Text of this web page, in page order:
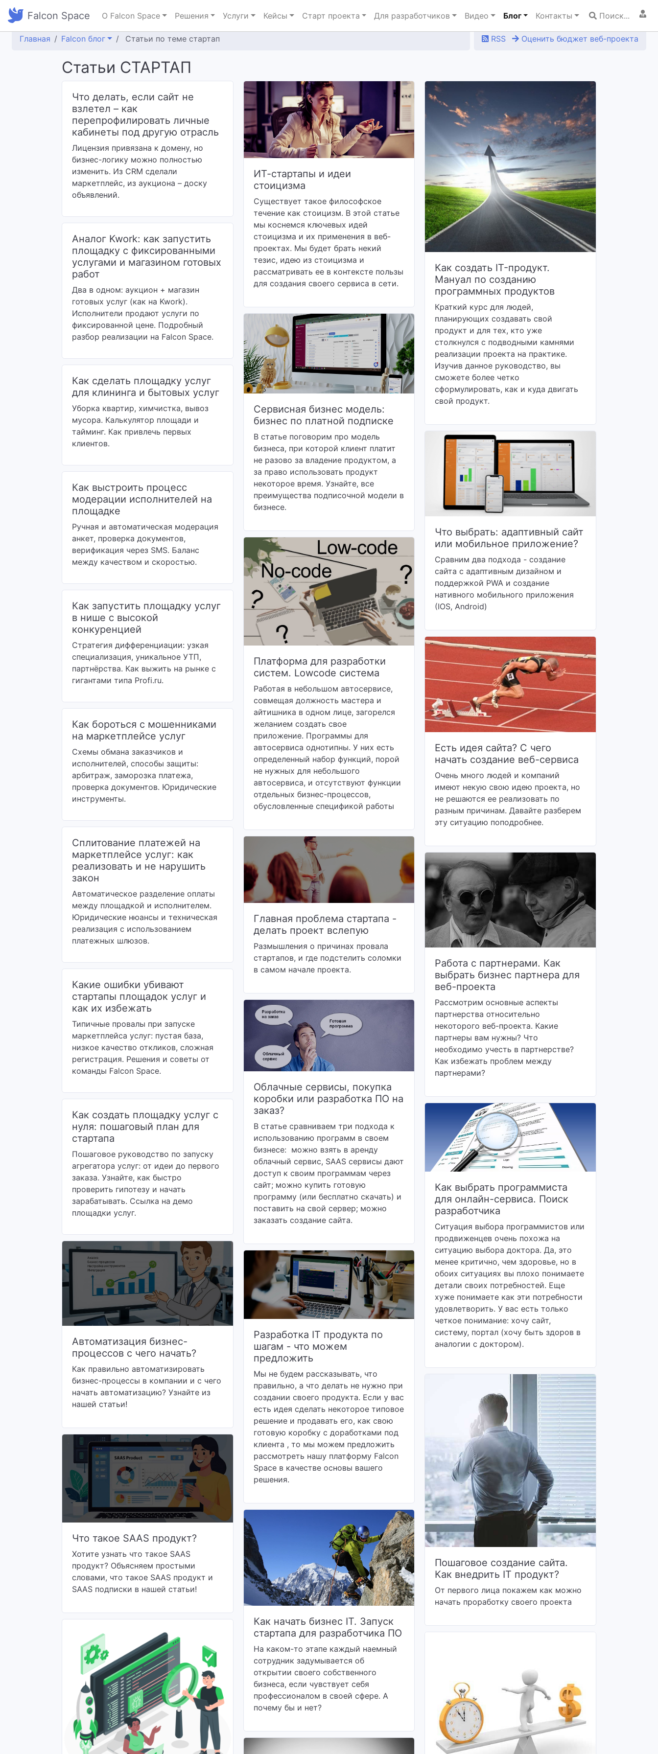
Falcon Space О Falcon Space Решения Услуги Кейсы Старт проекта Для разработчиков Видео Блог Контакты Поиск...
RSS Оценить бюджет веб-проекта
Главная Falcon блог Статьи по теме стартап
Статьи СТАРТАП
Что делать, если сайт не
взлетел – как
перепрофилировать личные
кабинеты под другую отрасль
Лицензия привязана к домену, но
бизнес-логику можно полностью
изменить. Из CRM сделали
маркетплейс, из аукциона – доску
объявлений.
Аналог Kwork: как запустить
площадку с фиксированными
услугами и магазином готовых
работ
Два в одном: аукцион + магазин
готовых услуг (как на Kwork).
Исполнители продают услуги по
фиксированной цене. Подробный
разбор реализации на Falcon Space.
Как сделать площадку услуг
для клининга и бытовых услуг
Уборка квартир, химчистка, вывоз
мусора. Калькулятор площади и
тайминг. Как привлечь первых
клиентов.
Как выстроить процесс
модерации исполнителей на
площадке
Ручная и автоматическая модерация
анкет, проверка документов,
верификация через SMS. Баланс
между качеством и скоростью.
Как запустить площадку услуг
в нише с высокой
конкуренцией
Стратегия дифференциации: узкая
специализация, уникальное УТП,
партнёрства. Как выжить на рынке с
гигантами типа Profi.ru.
Как бороться с мошенниками
на маркетплейсе услуг
Схемы обмана заказчиков и
исполнителей, способы защиты:
арбитраж, заморозка платежа,
проверка документов. Юридические
инструменты.
Сплитование платежей на
маркетплейсе услуг: как
реализовать и не нарушить
закон
Автоматическое разделение оплаты
между площадкой и исполнителем.
Юридические нюансы и техническая
реализация с использованием
платежных шлюзов.
Какие ошибки убивают
стартапы площадок услуг и
как их избежать
Типичные провалы при запуске
маркетплейса услуг: пустая база,
низкое качество откликов, сложная
регистрация. Решения и советы от
команды Falcon Space.
Как создать площадку услуг с
нуля: пошаговый план для
стартапа
Пошаговое руководство по запуску
агрегатора услуг: от идеи до первого
заказа. Узнайте, как быстро
проверить гипотезу и начать
зарабатывать. Ссылка на демо
площадки услуг.
Автоматизация бизнес-
процессов с чего начать?
Как правильно автоматизировать
бизнес-процессы в компании и с чего
начать автоматизацию? Узнайте из
нашей статьи!
Что такое SAAS продукт?
Хотите узнать что такое SAAS
продукт? Объясняем простыми
словами, что такое SAAS продукт и
SAAS подписки в нашей статьи!
ИТ-стартапы и идеи
стоицизма
Существует такое философское
течение как стоицизм. В этой статье
мы коснемся ключевых идей
стоицизма и их применения в веб-
проектах. Мы будет брать некий
тезис, идею из стоицизма и
рассматривать ее в контексте пользы
для создания своего сервиса в сети.
Сервисная бизнес модель:
бизнес по платной подписке
В статье поговорим про модель
бизнеса, при которой клиент платит
не разово за владение продуктом, а
за право использовать продукт
некоторое время. Узнайте, все
преимущества подписочной модели в
бизнесе.
Платформа для разработки
систем. Lowcode система
Работая в небольшом автосервисе,
совмещая должность мастера и
айтишника в одном лице, загорелся
желанием создать свое
приложение. Программы для
автосервиса однотипны. У них есть
определенный набор функций, порой
не нужных для небольшого
автосервиса, и отсутствуют функции
отдельных бизнес-процессов,
обусловленные спецификой работы
Главная проблема стартапа -
делать проект вслепую
Размышления о причинах провала
стартапов, и где подстелить соломки
в самом начале проекта.
Облачные сервисы, покупка
коробки или разработка ПО на
заказ?
В статье сравниваем три подхода к
использованию программ в своем
бизнесе: можно взять в аренду
облачный сервис, SAAS сервисы дают
доступ к своим программам через
сайт; можно купить готовую
программу (или бесплатно скачать) и
поставить на свой сервер; можно
заказать создание сайта.
Разработка IT продукта по
шагам - что можем
предложить
Мы не будем рассказывать, что
правильно, а что делать не нужно при
создании своего продукта. Если у вас
есть идея сделать некоторое типовое
решение и продавать его, как свою
готовую коробку с доработками под
клиента , то мы можем предложить
рассмотреть нашу платформу Falcon
Space в качестве основы вашего
решения.
Как начать бизнес IT. Запуск
стартапа для разработчика ПО
На каком-то этапе каждый наемный
сотрудник задумывается об
открытии своего собственного
бизнеса, если чувствует себя
профессионалом в своей сфере. А
почему бы и нет?
Как создать IT-продукт.
Мануал по созданию
программных продуктов
Краткий курс для людей,
планирующих создавать свой
продукт и для тех, кто уже
столкнулся с подводными камнями
реализации проекта на практике.
Изучив данное руководство, вы
сможете более четко
сформулировать, как и куда двигать
свой продукт.
Что выбрать: адаптивный сайт
или мобильное приложение?
Сравним два подхода - создание
сайта с адаптивным дизайном и
поддержкой PWA и создание
нативного мобильного приложения
(IOS, Android)
Есть идея сайта? С чего
начать создание веб-сервиса
Очень много людей и компаний
имеют некую свою идею проекта, но
не решаются ее реализовать по
разным причинам. Давайте разберем
эту ситуацию поподробнее.
Работа с партнерами. Как
выбрать бизнес партнера для
веб-проекта
Рассмотрим основные аспекты
партнерства относительно
некоторого веб-проекта. Какие
партнеры вам нужны? Что
необходимо учесть в партнерстве?
Как избежать проблем между
партнерами?
Как выбрать программиста
для онлайн-сервиса. Поиск
разработчика
Ситуация выбора программистов или
продвиженцев очень похожа на
ситуацию выбора доктора. Да, это
менее критично, чем здоровье, но в
обоих ситуациях вы плохо понимаете
детали своих потребностей. Еще
хуже понимаете как эти потребности
удовлетворить. У вас есть только
четкое понимание: хочу сайт,
систему, портал (хочу быть здоров в
аналогии с доктором).
Пошаговое создание сайта.
Как внедрить IT продукт?
От первого лица покажем как можно
начать проработку своего проекта